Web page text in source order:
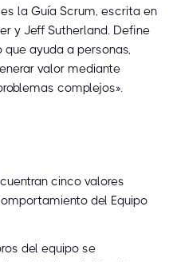
la Guía Scrum, escrita en
y Jeff Sutherland. Define
ayuda a personas,
valor mediante
complejos».
cinco valores
del Equipo
del equipo se